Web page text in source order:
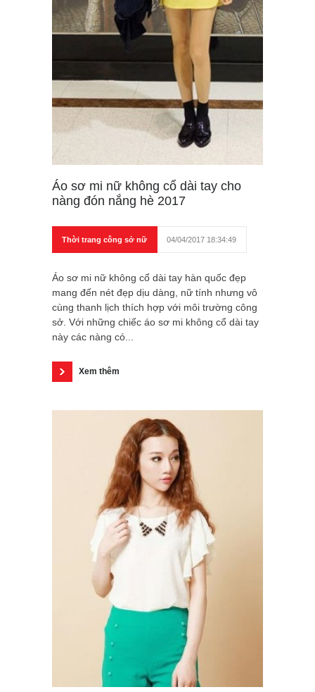
Áo sơ mi nữ không cổ dài tay cho
nàng đón nắng hè 2017
Thời trang công sở nữ 04/04/2017 18:34:49
Áo sơ mi nữ không cổ dài tay hàn quốc đẹp
mang đến nét đẹp dịu dàng, nữ tính nhưng vô
cùng thanh lịch thích hợp với môi trường công
sở. Với những chiếc áo sơ mi không cổ dài tay
này các nàng có...
Xem thêm